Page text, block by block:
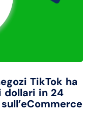
TikTok ha
dollari in 24